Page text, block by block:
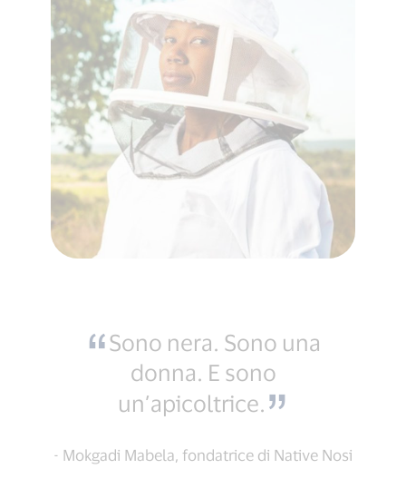
Sono nera. Sono una
donna. E sono
un’apicoltrice.
- Mokgadi Mabela, fondatrice di Native Nosi